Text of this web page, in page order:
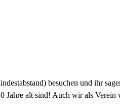
besuchen und ihr
alt sind! Auch wir als Verein